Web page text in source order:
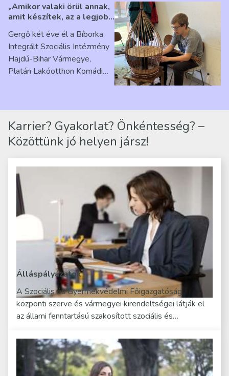
„Amikor valaki örül annak,
amit készítek, az a legjobb
Ribárszky Gergő ellátottal
Gergő két éve él a Bíborka
Integrált Szociális Intézmény
Hajdú-Bihar Vármegye,
Platán Lakóotthon Komádi
Karrier? Gyakorlat? Önkéntesség? –
Közöttünk jó helyen jársz!
Álláspályázatok
A Szociális és Gyermekvédelmi Főigazgatóság
központi szerve és vármegyei kirendeltségei látják el
az állami fenntartású szakosított szociális és…